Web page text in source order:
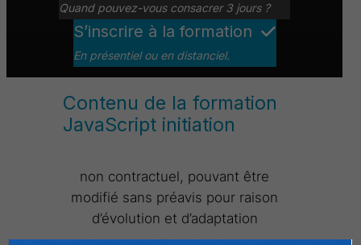
Quand pouvez-vous consacrer 3 jours ?
S’inscrire à la formation
En présentiel ou en distanciel.
Contenu de la formation
JavaScript initiation
non contractuel, pouvant être
modifié sans préavis pour raison
d’évolution et d’adaptation